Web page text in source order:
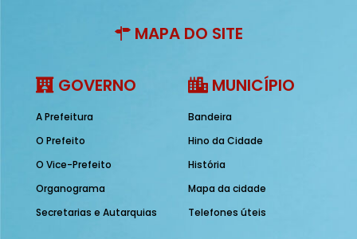
MAPA DO SITE
GOVERNO
A Prefeitura
O Prefeito
O Vice-Prefeito
Organograma
Secretarias e Autarquias
MUNICÍPIO
Bandeira
Hino da Cidade
História
Mapa da cidade
Telefones úteis